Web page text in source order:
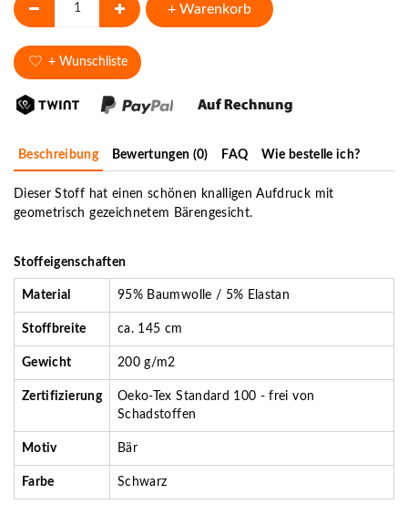
+ Warenkorb
+ Wunschliste
Beschreibung Bewertungen (0) FAQ Wie bestelle ich?
Dieser Stoff hat einen schönen knalligen Aufdruck mit
geometrisch gezeichnetem Bärengesicht.
Stoffeigenschaften
Material 95% Baumwolle / 5% Elastan
Stoffbreite ca. 145 cm
Gewicht 200 g/m2
Zertifizierung
Oeko-Tex Standard 100 - frei von
Schadstoffen
Motiv Bär
Farbe Schwarz